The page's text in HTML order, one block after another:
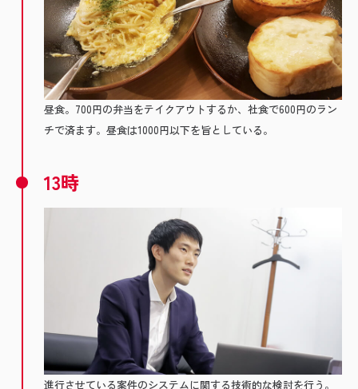
昼食。700円の弁当をテイクアウトするか、社食で600円のラン
チで済ます。昼食は1000円以下を旨としている。
13時
進行させている案件のシステムに関する技術的な検討を行う。